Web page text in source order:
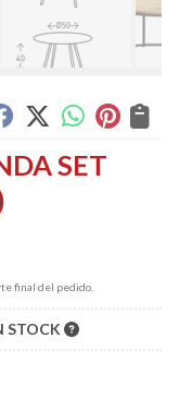
SET
final del pedido.
STOCK